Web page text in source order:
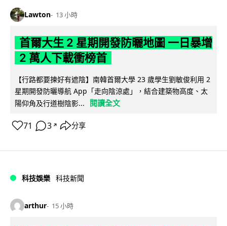
Lawton 13 小時
首爾大生 2 星期開發防曬地圖 一日暴增
2 萬人下載衝榜首
【行路都要揀好有遮陰】南韓首爾大學 23 歲學生劉敏俊利用 2
星期開發防曬導航 App「走向陰涼處」，結合建築物高度、太
陽仰角及行道樹陰影...
閱讀全文
71 3 ↗ 分享
科技娛樂 科技新聞
arthur 15 小時